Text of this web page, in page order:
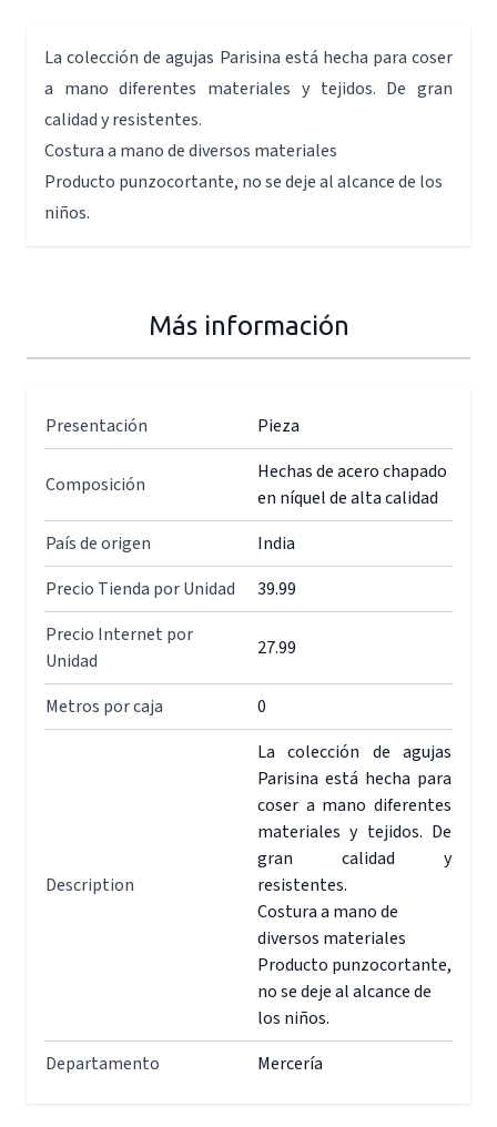
La colección de agujas Parisina está hecha para coser
a mano diferentes materiales y tejidos. De gran
calidad y resistentes.
Costura a mano de diversos materiales
Producto punzocortante, no se deje al alcance de los
niños.
Más información
Presentación Pieza
Composición
Hechas de acero chapado
en níquel de alta calidad
País de origen
India
Precio Tienda por Unidad
39.99
Precio Internet por
Unidad
27.99
Metros por caja 0
Description
La colección de agujas
Parisina está hecha para
coser a mano diferentes
materiales y tejidos. De
gran calidad y
resistentes.
Costura a mano de
diversos materiales
Producto punzocortante,
no se deje al alcance de
los niños.
Departamento
Mercería